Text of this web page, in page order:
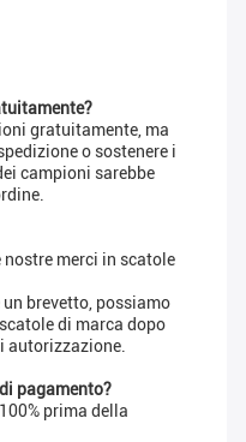
gratuitamente, ma
o sostenere i
campioni sarebbe
nostre merci in scatole
brevetto, possiamo
di marca dopo
autorizzazione.
pagamento?
prima della